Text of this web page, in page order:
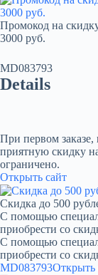
Промокод на
3000 руб.
MD083793
Details
При первом
приятную скидку
ограничено.
Открыть сайт
Скидка до 500
С помощью
приобрести со
С помощью
приобрести со
MD083793Открыть